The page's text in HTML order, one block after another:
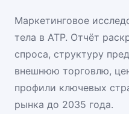
Маркетинговое
тела в АТР. Отчёт
спроса, структуру
внешнюю торговлю,
профили ключевых
рынка до 2035 года.